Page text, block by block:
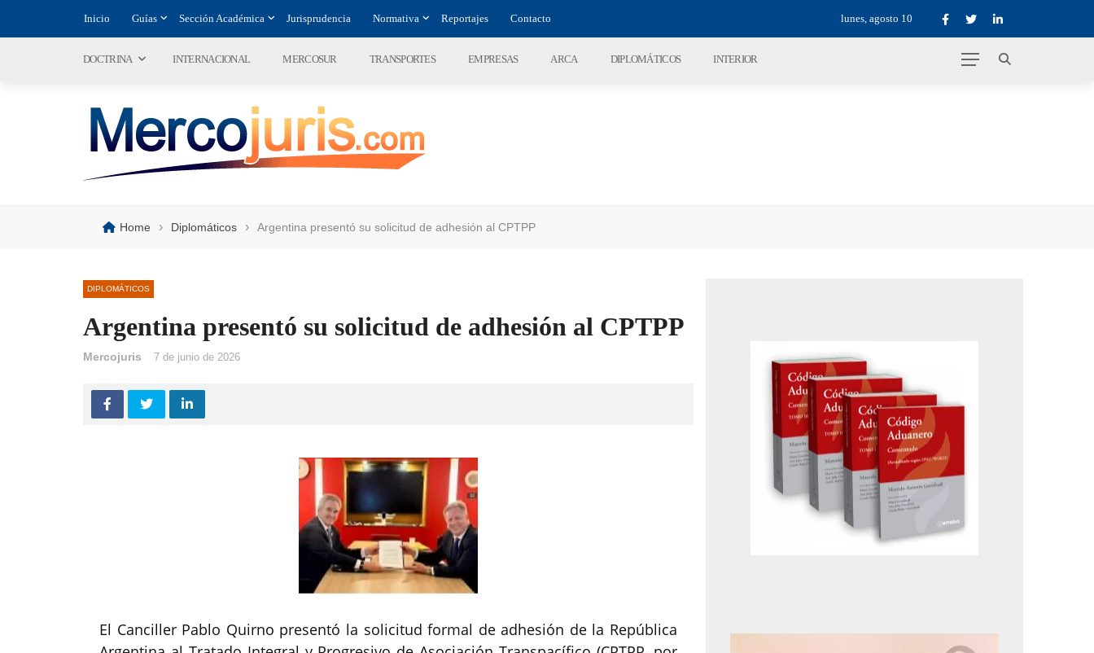
Inicio Guías Sección Académica Jurisprudencia Normativa Reportajes Contacto lunes, agosto 10
DOCTRINA INTERNACIONAL MERCOSUR TRANSPORTES EMPRESAS ARCA DIPLOMÁTICOS INTERIOR
Home › Diplomáticos › Argentina presentó su solicitud de adhesión al CPTPP
DIPLOMÁTICOS
Argentina presentó su solicitud de adhesión al CPTPP
Mercojuris 7 de junio de 2026
El Canciller Pablo Quirno presentó la solicitud formal de adhesión de la República